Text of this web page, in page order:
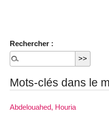
Rechercher :
Mots-clés dans le
Abdelouahed, Houria